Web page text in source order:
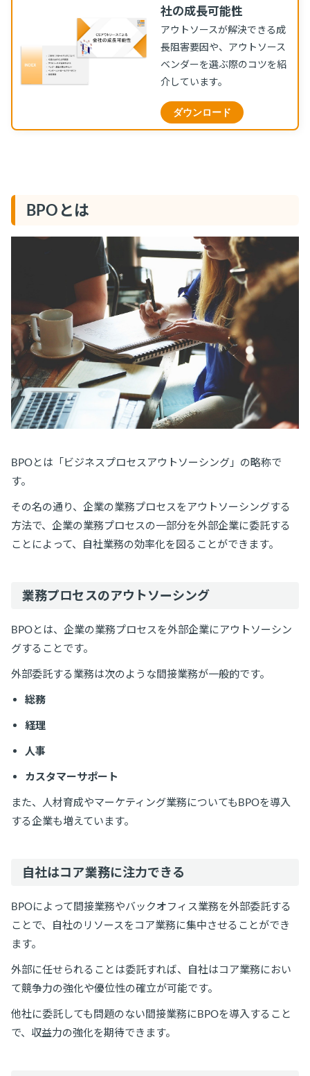
社の成長可能性
アウトソースが解決できる成
長阻害要因や、アウトソース
ベンダーを選ぶ際のコツを紹
介しています。
ダウンロード
BPOとは
BPOとは「ビジネスプロセスアウトソーシング」の略称で
す。
その名の通り、企業の業務プロセスをアウトソーシングする
方法で、企業の業務プロセスの一部分を外部企業に委託する
ことによって、自社業務の効率化を図ることができます。
業務プロセスのアウトソーシング
BPOとは、企業の業務プロセスを外部企業にアウトソーシン
グすることです。
外部委託する業務は次のような間接業務が一般的です。
総務
経理
人事
カスタマーサポート
また、人材育成やマーケティング業務についてもBPOを導入
する企業も増えています。
自社はコア業務に注力できる
BPOによって間接業務やバックオフィス業務を外部委託する
ことで、自社のリソースをコア業務に集中させることができ
ます。
外部に任せられることは委託すれば、自社はコア業務におい
て競争力の強化や優位性の確立が可能です。
他社に委託しても問題のない間接業務にBPOを導入すること
で、収益力の強化を期待できます。